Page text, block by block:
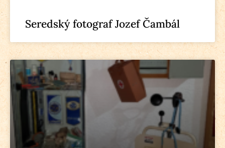
Seredský fotograf Jozef Čambál